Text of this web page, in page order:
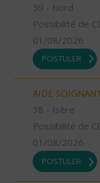
59 - Nord
Possibilité de
01/08/2026
POSTULER
AIDE
38 - Isère
Possibilité de
01/08/2026
POSTULER